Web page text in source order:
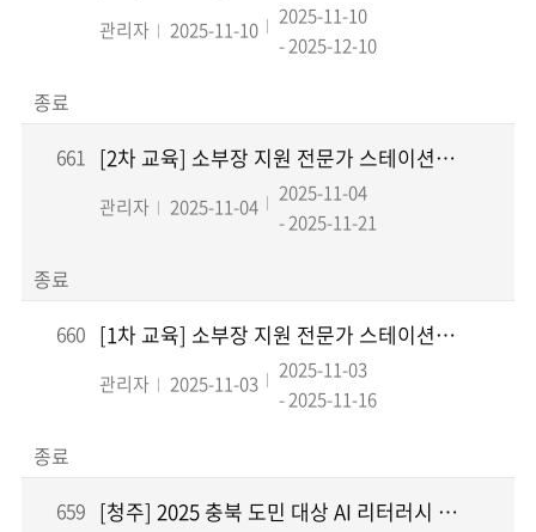
관리자 2025-11-10
2025-11-10
- 2025-12-10
종료
661
[2차 교육] 소부장 지원 전문가 스테이션 운영사업 R&D역량 아카데미 교육생 모집
관리자 2025-11-04
2025-11-04
- 2025-11-21
종료
660
[1차 교육] 소부장 지원 전문가 스테이션 운영사업 R&D역량 아카데미 교육생 모집
관리자 2025-11-03
2025-11-03
- 2025-11-16
종료
659
[청주] 2025 충북 도민 대상 AI 리터러시 강화 교육(초등학생)